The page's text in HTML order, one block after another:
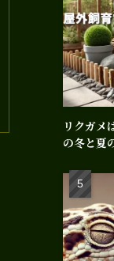
リクガメ
の冬と夏